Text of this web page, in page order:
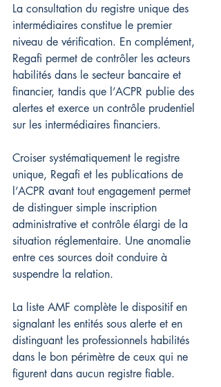
La consultation du registre unique des
intermédiaires constitue le premier
niveau de vérification. En complément,
Regafi permet de contrôler les acteurs
habilités dans le secteur bancaire et
financier, tandis que l’ACPR publie des
alertes et exerce un contrôle prudentiel
sur les intermédiaires financiers.
Croiser systématiquement le registre
unique, Regafi et les publications de
l’ACPR avant tout engagement permet
de distinguer simple inscription
administrative et contrôle élargi de la
situation réglementaire. Une anomalie
entre ces sources doit conduire à
suspendre la relation.
La liste AMF complète le dispositif en
signalant les entités sous alerte et en
distinguant les professionnels habilités
dans le bon périmètre de ceux qui ne
figurent dans aucun registre fiable.